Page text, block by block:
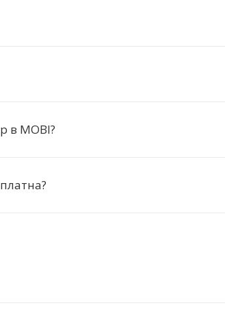
в MOBI?